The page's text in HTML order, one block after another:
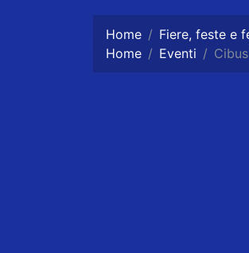
Home Fiere, feste e
Home
Eventi